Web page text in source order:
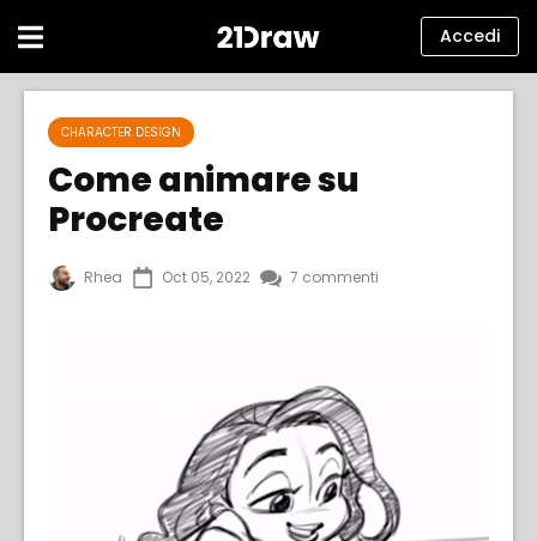
Artisti
Aiuto
Accedi
CHARACTER DESIGN
Come animare su
Procreate
Rhea Oct 05, 2022 7 commenti